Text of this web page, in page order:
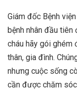
Giám đốc Bệnh
bệnh nhân đầu tiên
cháu hãy gói ghém
thân, gia đình.
nhưng cuộc sống
cần được chăm